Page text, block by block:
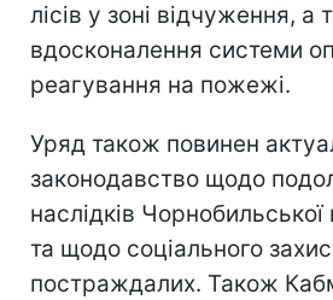
лісів у зоні відчуження, а
вдосконалення системи
реагування на пожежі.
Уряд також повинен
законодавство щодо
наслідків
та щодо соціального
постраждалих. Також